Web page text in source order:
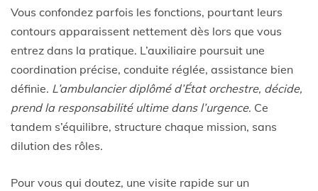
Vous confondez parfois les fonctions, pourtant leurs
contours apparaissent nettement dès lors que vous
entrez dans la pratique. L’auxiliaire poursuit une
coordination précise, conduite réglée, assistance bien
définie. L’ambulancier diplômé d’État orchestre, décide,
prend la responsabilité ultime dans l’urgence. Ce
tandem s’équilibre, structure chaque mission, sans
dilution des rôles.
Pour vous qui doutez, une visite rapide sur un